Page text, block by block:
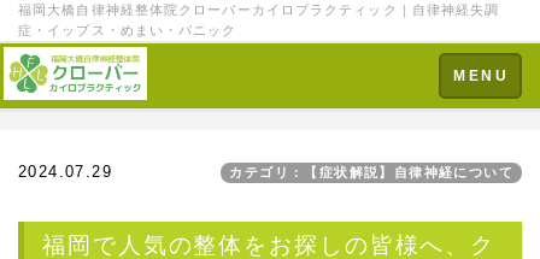
福岡大橋自律神経整体院クローバーカイロプラクティック｜自律神経失調
症・イップス・めまい・パニック
Toggle
navigation
MENU
2024.07.29 カテゴリ：【症状解説】自律神経について
福岡で人気の整体をお探しの皆様へ、ク